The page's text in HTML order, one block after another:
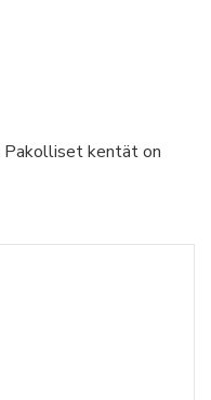
Pakolliset kentät on